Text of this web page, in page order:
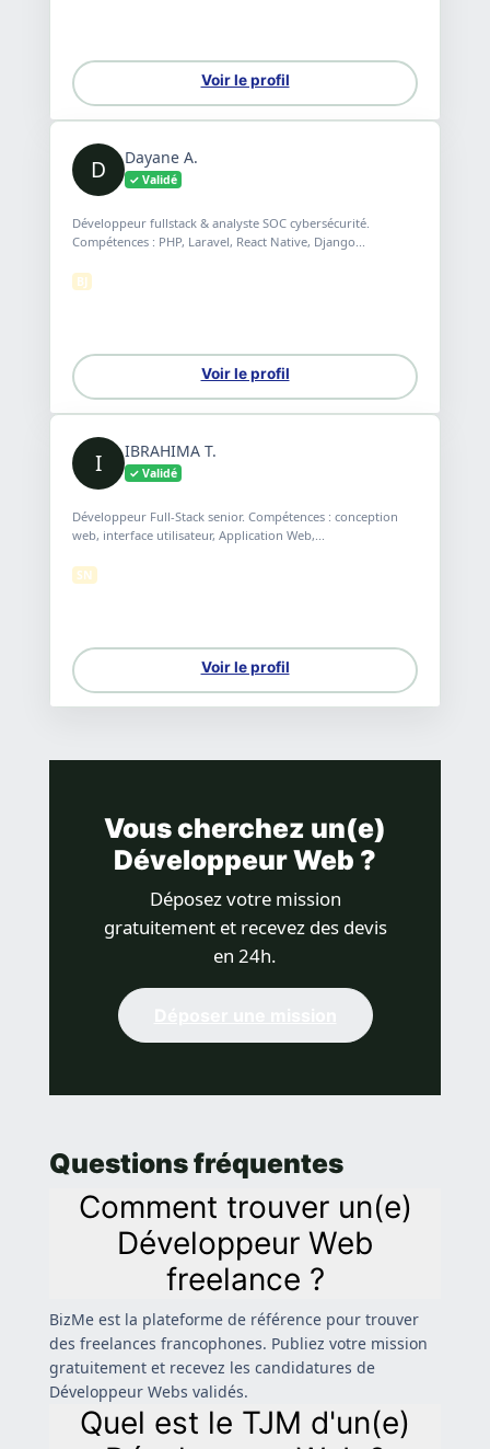
Voir le profil
D Dayane A.
✓ Validé
Développeur fullstack & analyste SOC cybersécurité.
Compétences : PHP, Laravel, React Native, Django...
BJ
Voir le profil
I IBRAHIMA T.
✓ Validé
Développeur Full-Stack senior. Compétences : conception
web, interface utilisateur, Application Web,...
SN
Voir le profil
Vous cherchez un(e)
Développeur Web ?
Déposez votre mission
gratuitement et recevez des devis
en 24h.
Questions fréquentes
Comment trouver un(e)
Développeur Web
freelance ?
BizMe est la plateforme de référence pour trouver
des freelances francophones. Publiez votre mission
gratuitement et recevez les candidatures de
Développeur Webs validés.
Quel est le TJM d'un(e)